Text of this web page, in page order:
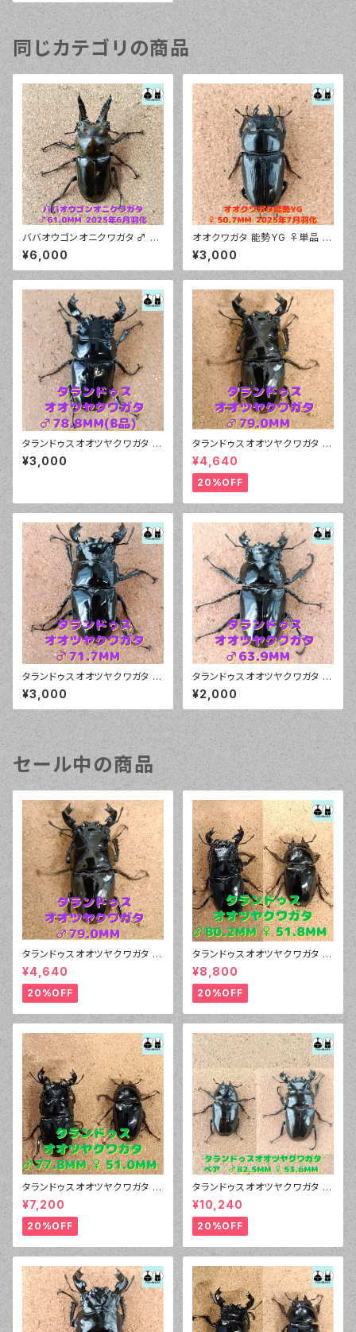
同じカテゴリの商品
ババオウゴンオニクワガタ ♂ 6
1.0mm
¥6,000
オオクワガタ 能勢YG ♀単品 5
0.7mm 新成虫
¥3,000
タランドゥスオオツヤクワガタ ♂
78.8mm（B品）
¥3,000
タランドゥスオオツヤクワガタ ♂
79.0mm
¥4,640
20%OFF
タランドゥスオオツヤクワガタ ♂
71.7mm
¥3,000
タランドゥスオオツヤクワガタ ♂
63.9mm
¥2,000
セール中の商品
タランドゥスオオツヤクワガタ ♂
79.0mm
¥4,640
20%OFF
タランドゥスオオツヤクワガタ ♂
80.2mm、♀51.8mm ペア
¥8,800
20%OFF
タランドゥスオオツヤクワガタ ♂
77.8mm、♀51.0mm ペア
¥7,200
20%OFF
タランドゥスオオツヤクワガタ ♂
82.5mm、♀53.6mm
¥10,240
20%OFF